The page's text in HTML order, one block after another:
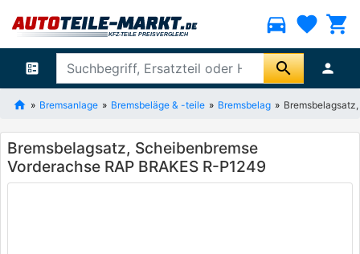
directions_car favorite shopping_cart
ballot search person
Bremsanlage Bremsbeläge & -teile Bremsbelag
Bremsbelagsatz, Scheibenbremse
Vorderachse RAP BRAKES R-P1249